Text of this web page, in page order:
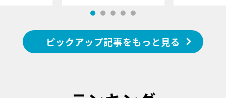
ピックアップ記事をもっと見る